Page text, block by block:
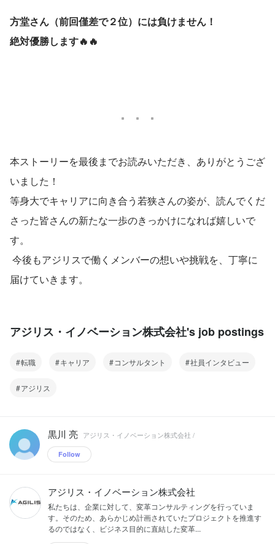
方堂さん（前回僅差で２位）には負けません！
絶対優勝します🔥🔥
本ストーリーを最後までお読みいただき、ありがとうござ
いました！
等身大でキャリアに向き合う若狭さんの姿が、読んでくだ
さった皆さんの新たな一歩のきっかけになれば嬉しいで
す。
届けていきます。
アジリス・イノベーション株式会社's job postings
転職 キャリア コンサルタント 社員インタビュー
アジリス
黒川 亮 アジリス・イノベーション株式会社 /
Follow
アジリス・イノベーション株式会社
私たちは、企業に対して、変革コンサルティングを行っていま
す。そのため、あらかじめ計画されていたプロジェクトを推進す
るのではなく、ビジネス目的に直結した変革...